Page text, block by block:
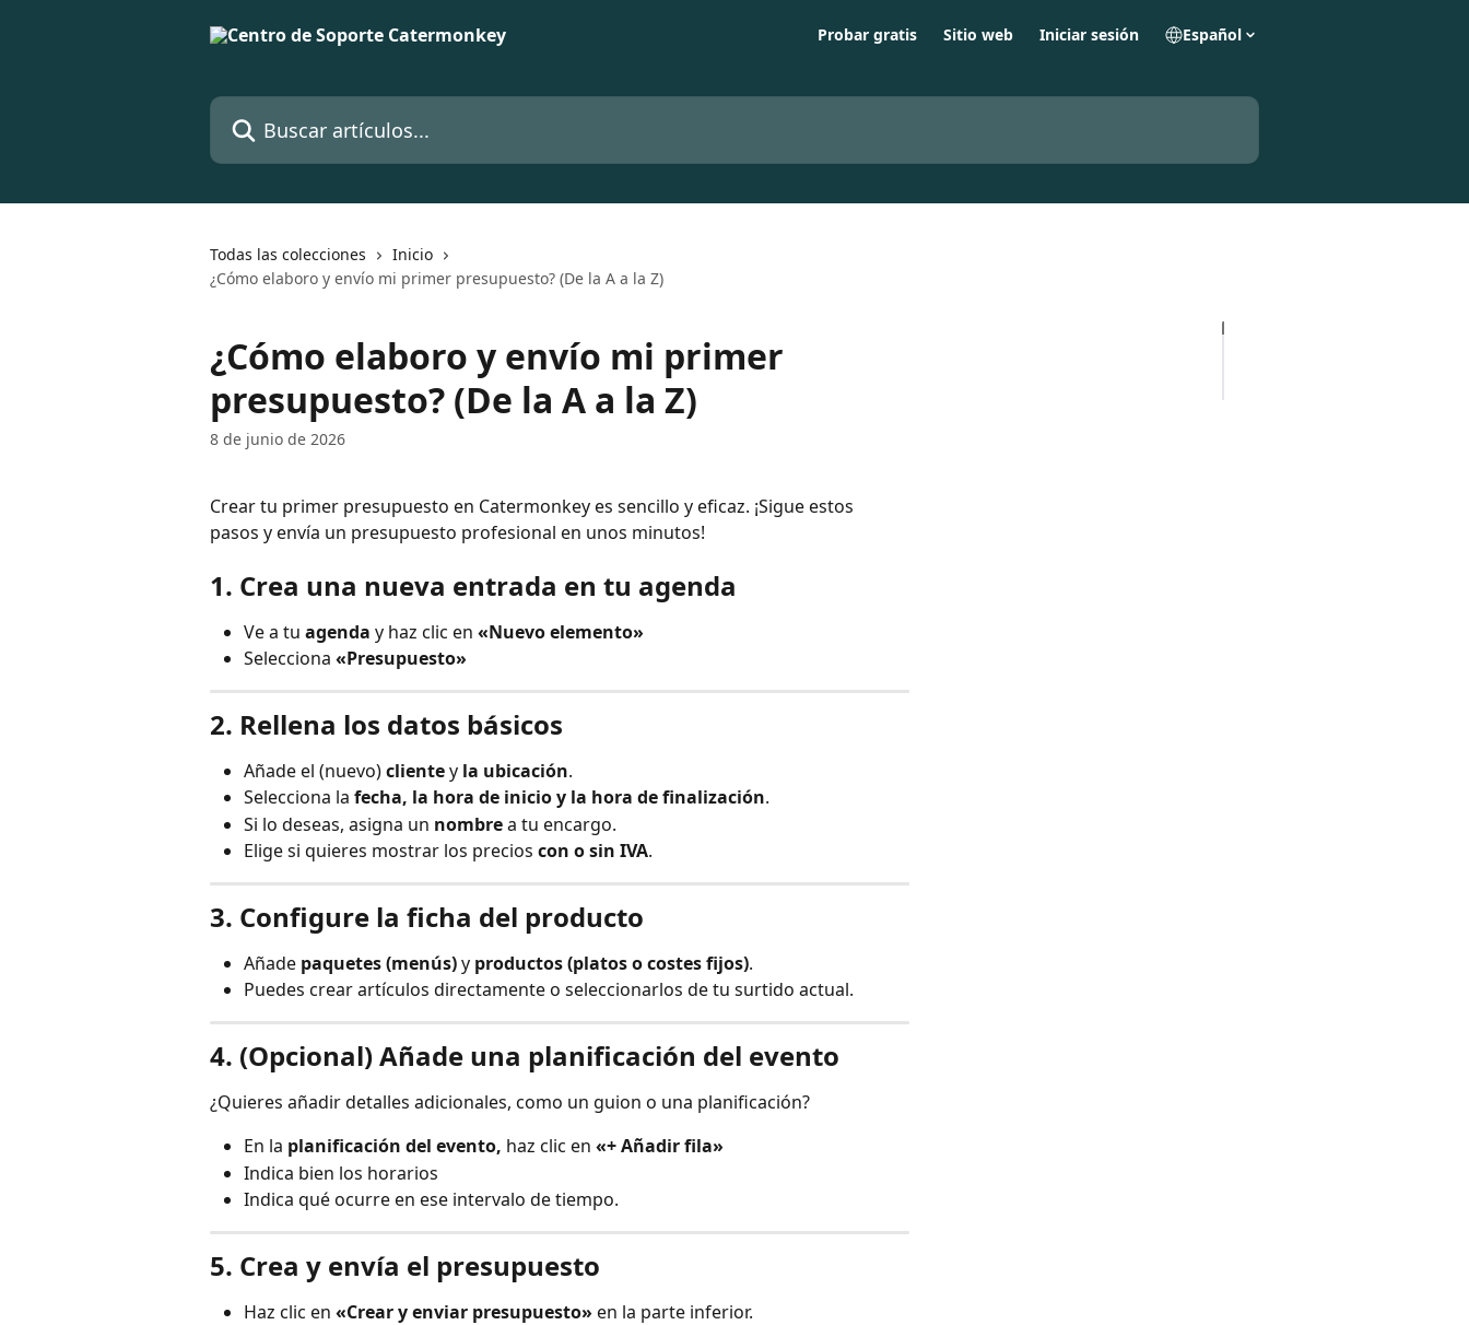
Probar gratis Sitio web Iniciar sesión Español
Buscar artículos...
Todas las colecciones
Inicio
¿Cómo elaboro y envío mi primer presupuesto? (De la A a la Z)
¿Cómo elaboro y envío mi primer
presupuesto? (De la A a la Z)
8 de junio de 2026
Crear tu primer presupuesto en Catermonkey es sencillo y eficaz. ¡Sigue estos
pasos y envía un presupuesto profesional en unos minutos!
1. Crea una nueva entrada en tu agenda
Ve a tu agenda y haz clic en «Nuevo elemento»
Selecciona «Presupuesto»
2. Rellena los datos básicos
Añade el (nuevo) cliente y la ubicación.
Selecciona la fecha, la hora de inicio y la hora de finalización.
Si lo deseas, asigna un nombre a tu encargo.
Elige si quieres mostrar los precios con o sin IVA.
3. Configure la ficha del producto
Añade paquetes (menús) y productos (platos o costes fijos).
Puedes crear artículos directamente o seleccionarlos de tu surtido actual.
4. (Opcional) Añade una planificación del evento
¿Quieres añadir detalles adicionales, como un guion o una planificación?
En la planificación del evento, haz clic en «+ Añadir fila»
Indica bien los horarios
Indica qué ocurre en ese intervalo de tiempo.
5. Crea y envía el presupuesto
Haz clic en «Crear y enviar presupuesto» en la parte inferior.